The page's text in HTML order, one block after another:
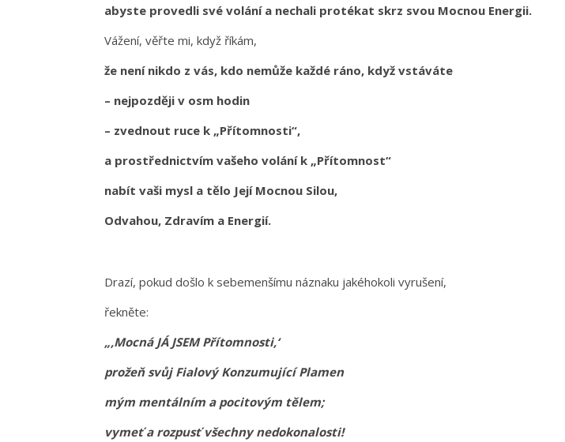
abyste provedli své volání a nechali protékat skrz svou Mocnou Energii.
Vážení, věřte mi, když říkám,
že není nikdo z vás, kdo nemůže každé ráno, když vstáváte
– nejpozději v osm hodin
– zvednout ruce k „Přítomnosti“,
a prostřednictvím vašeho volání k „Přítomnost“
nabít vaši mysl a tělo Její Mocnou Silou,
Odvahou, Zdravím a Energií.
Drazí, pokud došlo k sebemenšímu náznaku jakéhokoli vyrušení,
řekněte:
„‚Mocná JÁ JSEM Přítomnosti,‘
prožeň svůj Fialový Konzumující Plamen
mým mentálním a pocitovým tělem;
vymeť a rozpusť všechny nedokonalosti!